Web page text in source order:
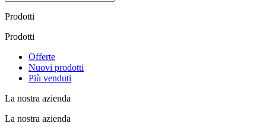
Prodotti
Prodotti
Offerte
Nuovi prodotti
Più venduti
La nostra azienda
La nostra azienda